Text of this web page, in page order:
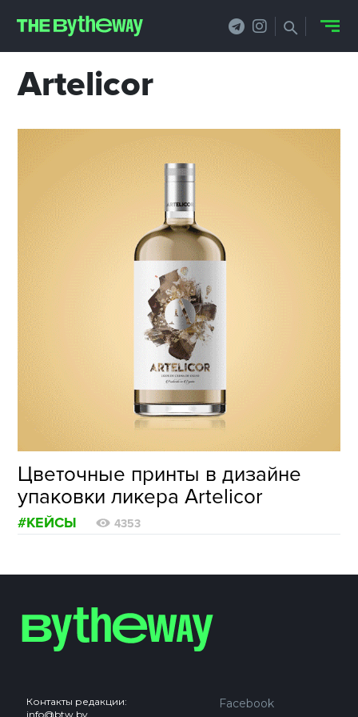
Artelicor
Цветочные принты в дизайне
упаковки ликера Artelicor
#КЕЙСЫ 4353
Контакты редакции:
info@btw.by
Facebook
НОВОСТИ
PRO.ОБЗОР
КЕЙСЫ
ФИЛОСОФИЯ
КРЕАТИВА
БИЗНЕС И
ТЕХНОЛОГИИ
ФЕСТИВАЛИ
ФОТОГРАФИЯ
ТИПОГРАФИКА
ИСТОРИИ БРЕНДОВ
О ПРОЕКТЕ